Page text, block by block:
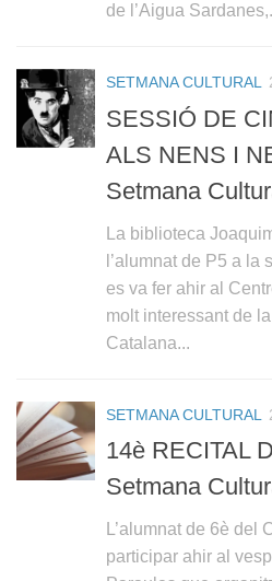
de l’Aigua
SETMANA CULTURAL
SESSIÓ DE
ALS NENS I
Setmana
La biblioteca
l’alumnat de P5 a la
es va fer ahir al
molt interessant de
Catalana...
SETMANA CULTURAL
14è RECITAL
Setmana
L’alumnat de 6è del
participar ahir al